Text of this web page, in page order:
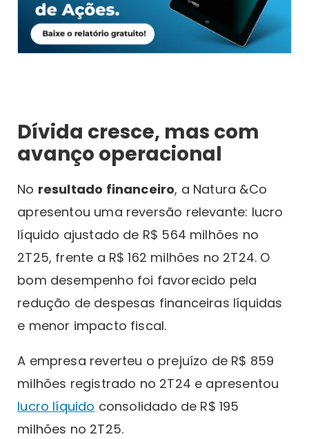
Dívida cresce, mas com
avanço operacional
No resultado financeiro, a Natura &Co
apresentou uma reversão relevante: lucro
líquido ajustado de R$ 564 milhões no
2T25, frente a R$ 162 milhões no 2T24. O
bom desempenho foi favorecido pela
redução de despesas financeiras líquidas
e menor impacto fiscal.
A empresa reverteu o prejuízo de R$ 859
milhões registrado no 2T24 e apresentou
lucro líquido consolidado de R$ 195
milhões no 2T25.